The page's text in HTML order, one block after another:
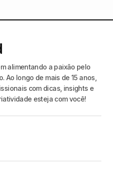
alimentando a paixão pelo
Ao longo de mais de 15 anos,
com dicas, insights e
esteja com você!